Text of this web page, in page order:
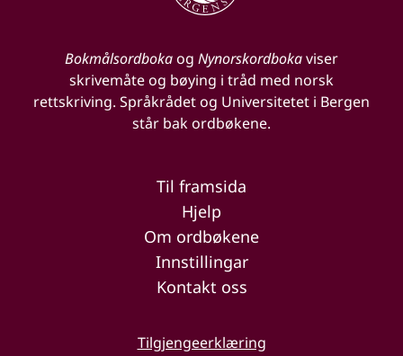
Bokmålsordbokaog Nynorskordbokaviser
skrivemåte og bøying i tråd med norsk
rettskriving. Språkrådet og Universitetet i Bergen
står bak ordbøkene.
Til framsida
Hjelp
Om ordbøkene
Innstillingar
Kontakt oss
Tilgjengeerklæring